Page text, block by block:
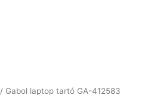
/ Gabol laptop tartó GA-412583